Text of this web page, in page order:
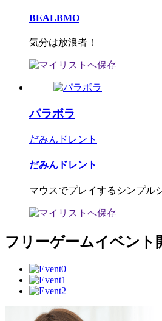
BEALBMO
気分は放浪者！
パラボラ
だみんドレント
だみんドレント
マウスでプレイするシンプル
フリーゲームイベント